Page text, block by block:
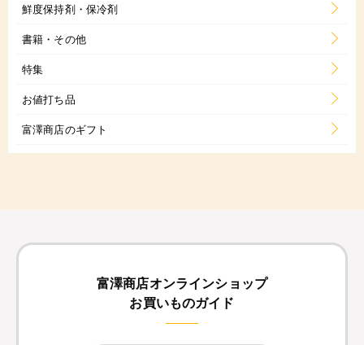
鮮度保持剤・保冷剤
書籍・その他
特集
お値打ち品
富澤商店のギフト
富澤商店オンラインショップ
お買いものガイド